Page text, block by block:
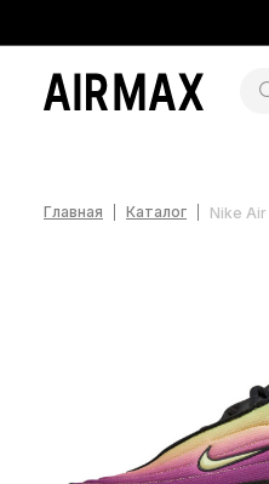
Главная Каталог Nike